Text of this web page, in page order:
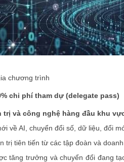
chương trình
chi phí tham dự(delegate pass)
trị và công nghệ hàng đầu khu
về AI, chuyển đổi số, dữ liệu, đổi
trị tiên tiến từ các tập đoàn và
tăng trưởng và chuyển đổi đang